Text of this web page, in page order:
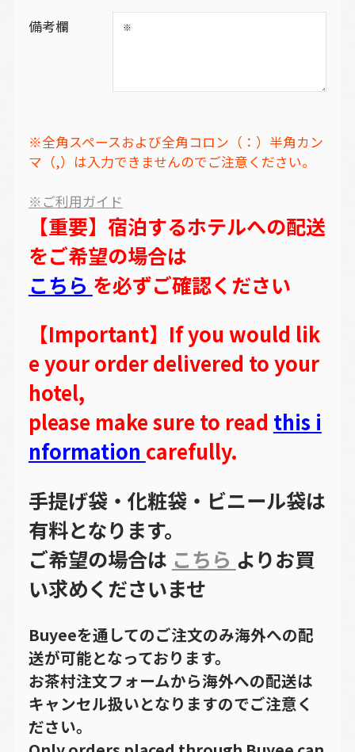
備考欄
※全角スペースおよび全角コロン（：）半角カン
マ（,）は入力できませんのでご注意ください。
※ご利用ガイド
【重要】宿泊するホテルへの配送
をご希望の場合は
こちら を必ずご確認ください
【Important】If you would lik
e your order delivered to your
hotel,
please make sure to read this i
nformation carefully.
手提げ袋・化粧袋・ビニール袋は
有料となります。
ご希望の場合は こちら よりお買
い求めくださいませ
Buyeeを通してのご注文のみ海外への配
送が可能となっております。
お茶村注文フォームから海外への配送は
キャンセル扱いとなりますのでご注意く
ださい。